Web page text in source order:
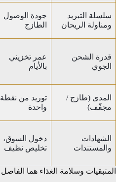
سلسلة التبريد
ومناولة الريحان
جودة الوصول
الطازج
قدرة الشحن
الجوي
عمر تخزيني
بالأيام
المدى (طازج /
مجفّف)
توريد من نقطة
واحدة
الشهادات
والمستندات
دخول السوق،
تخليص نظيف
المتبقيات وسلامة الغذاء هما الفاصل